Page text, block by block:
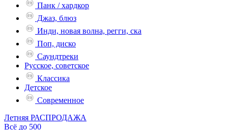
Панк / хардкор
Джаз, блюз
Инди, новая волна, регги, ска
Поп, диско
Саундтреки
Русское, советское
Классика
Детское
Современное
Летняя РАСПРОДАЖА
Всё до 500